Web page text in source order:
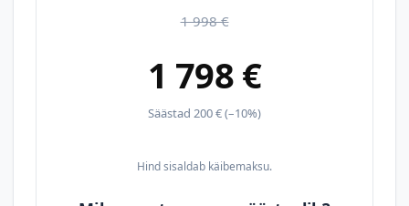
1 998 €
1 798 €
Säästad 200 € (–10%)
Hind sisaldab käibemaksu.